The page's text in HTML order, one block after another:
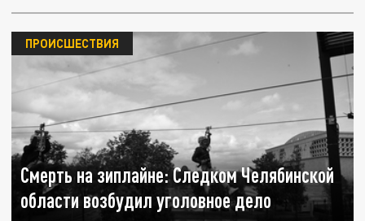
Смерть на зиплайне: Следком Челябинской
области возбудил уголовное дело
ПРОИСШЕСТВИЯ